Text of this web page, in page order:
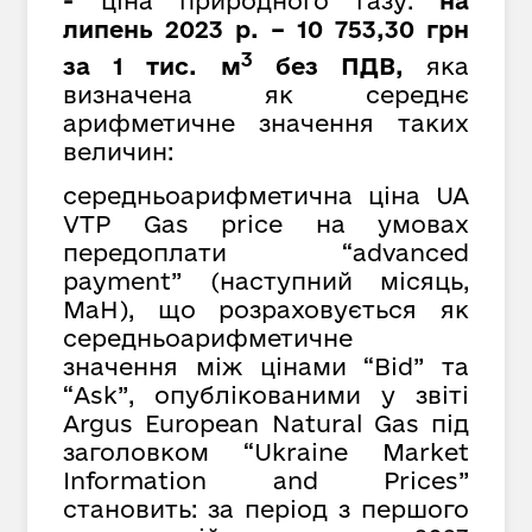
липень 2023 р. – 10 753,30 грн
за 1 тис. м3 без ПДВ, яка
визначена як середнє
арифметичне значення таких
величин:
середньоарифметична ціна UA
VTP Gas price на умовах
передоплати “advanced
payment” (наступний місяць,
MaH), що розраховується як
cередньоарифметичне
значення між цінами “Bid” та
“Ask”, опублікованими у звіті
Argus European Natural Gas під
заголовком “Ukraine Market
Information and Prices”
становить: за період з першого